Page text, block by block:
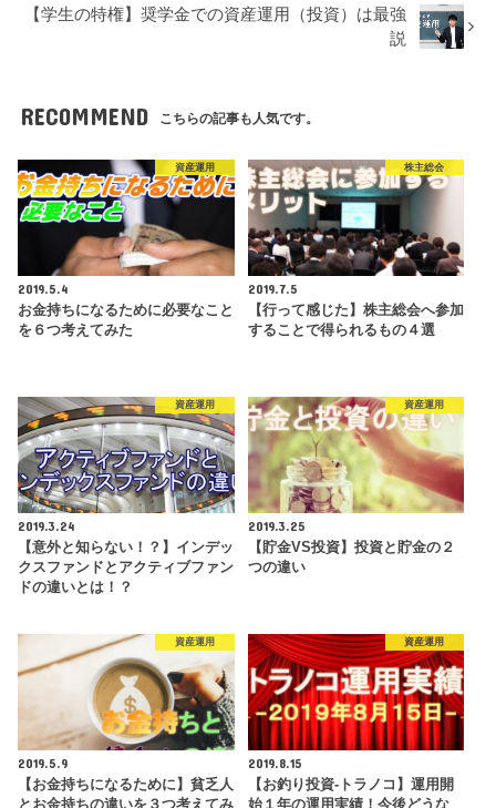
【学生の特権】奨学金での資産運用（投資）は最強
説
RECOMMEND こちらの記事も人気です。
資産運用
2019.5.4
お金持ちになるために必要なこと
を６つ考えてみた
株主総会
2019.7.5
【行って感じた】株主総会へ参加
することで得られるもの４選
資産運用
2019.3.24
【意外と知らない！？】インデッ
クスファンドとアクティブファン
ドの違いとは！？
資産運用
2019.3.25
【貯金VS投資】投資と貯金の２
つの違い
資産運用
2019.5.9
【お金持ちになるために】貧乏人
とお金持ちの違いを３つ考えてみ
資産運用
2019.8.15
【お釣り投資-トラノコ】運用開
始１年の運用実績！今後どうな